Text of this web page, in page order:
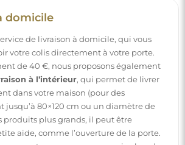
et l’utilisation de notre miroir
nous avons préparé des instructions
Vous y trouverez toutes les étapes
montage correct du miroir, ainsi que
son entretien, nettoyage et